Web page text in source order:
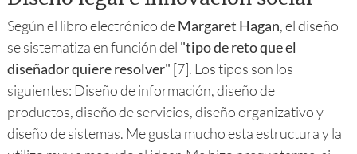
Según el libro electrónico deMargaret Hagan, el diseño
se sistematiza en función del "tipo de reto que el
diseñador quiere resolver" [7]. Los tipos son los
siguientes: Diseño de información, diseño de
productos, diseño de servicios, diseño organizativo y
diseño de sistemas. Me gusta mucho esta estructura y la